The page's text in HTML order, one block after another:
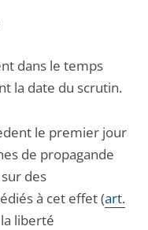
dans le temps
la date du scrutin.
le premier jour
de propagande
des
à cet effet (art.
liberté